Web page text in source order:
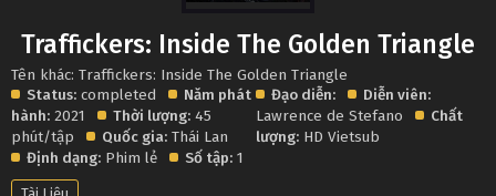
Traffickers: Inside The Golden Triangle
Tên khác: Traffickers: Inside The Golden Triangle
Status: completed
Năm phát
hành: 2021 Thời lượng: 45
phút/tập
Quốc gia: Thái Lan
Định dạng: Phim lẻ Số tập: 1
Đạo diễn:
Diễn viên:
Lawrence de Stefano
Chất
lượng: HD Vietsub